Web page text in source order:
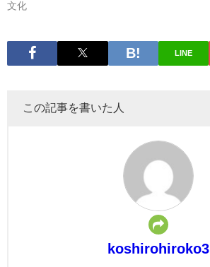
文化
LINE
この記事を書いた人
koshirohiroko3